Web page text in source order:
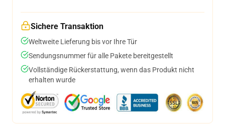
Sichere Transaktion
Weltweite Lieferung bis vor Ihre Tür
Sendungsnummer für alle Pakete bereitgestellt
Vollständige Rückerstattung, wenn das Produkt nicht
erhalten wurde